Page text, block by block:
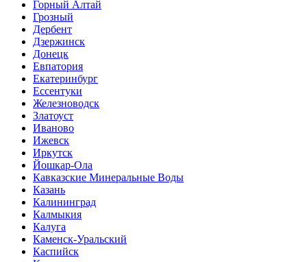
Горный Алтай
Грозный
Дербент
Дзержинск
Донецк
Евпатория
Екатеринбург
Ессентуки
Железноводск
Златоуст
Иваново
Ижевск
Иркутск
Йошкар-Ола
Кавказские Минеральные Воды
Казань
Калининград
Калмыкия
Калуга
Каменск-Уральский
Каспийск